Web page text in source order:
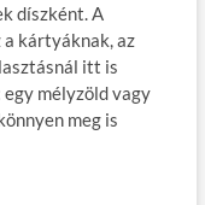
díszként. A
kártyáknak, az
itt is
mélyzöld vagy
meg is